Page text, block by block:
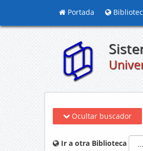
Portada
Ocultar buscador
Ir a otra Biblioteca